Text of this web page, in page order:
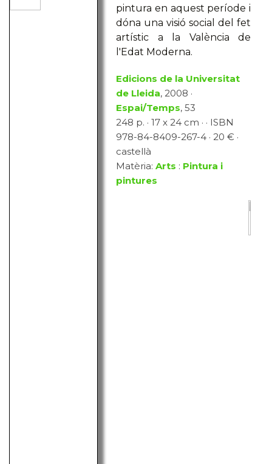
pintura en aquest període i
dóna una visió social del fet
artístic a la València de
l'Edat Moderna.
Edicions de la Universitat
de Lleida, 2008 ·
Espai/Temps, 53
248 p. · 17 x 24 cm · · ISBN
978-84-8409-267-4 · 20 € ·
castellà
Matèria:Arts : Pintura i
pintures